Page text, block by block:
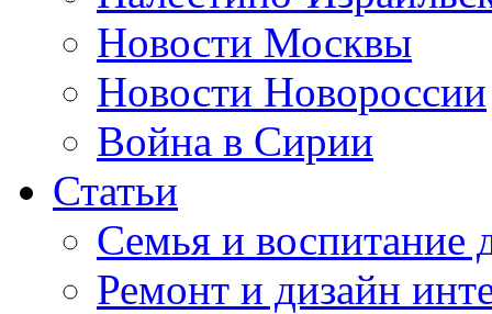
Новости Москвы
Новости Новороссии
Война в Сирии
Статьи
Семья и воспитание
Ремонт и дизайн